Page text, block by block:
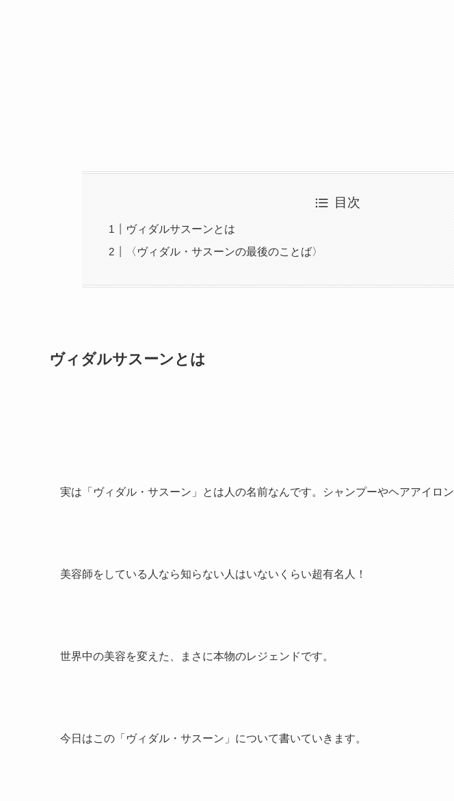
目次
ヴィダルサスーンとは
〈ヴィダル・サスーンの最後のことば〉
ヴィダルサスーンとは
実は「ヴィダル・サスーン」とは人の名前なんです。シャンプーやヘアアイロ
美容師をしている人なら知らない人はいないくらい超有名人！
世界中の美容を変えた、まさに本物のレジェンドです。
今日はこの「ヴィダル・サスーン」について書いていきます。